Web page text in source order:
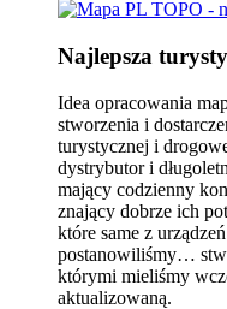
Najlepsza
Idea opracowania
stworzenia i
turystycznej i
dystrybutor i
mający codzienny
znający dobrze ich
które same z
postanowiliśmy…
którymi mieliśmy
aktualizowaną.